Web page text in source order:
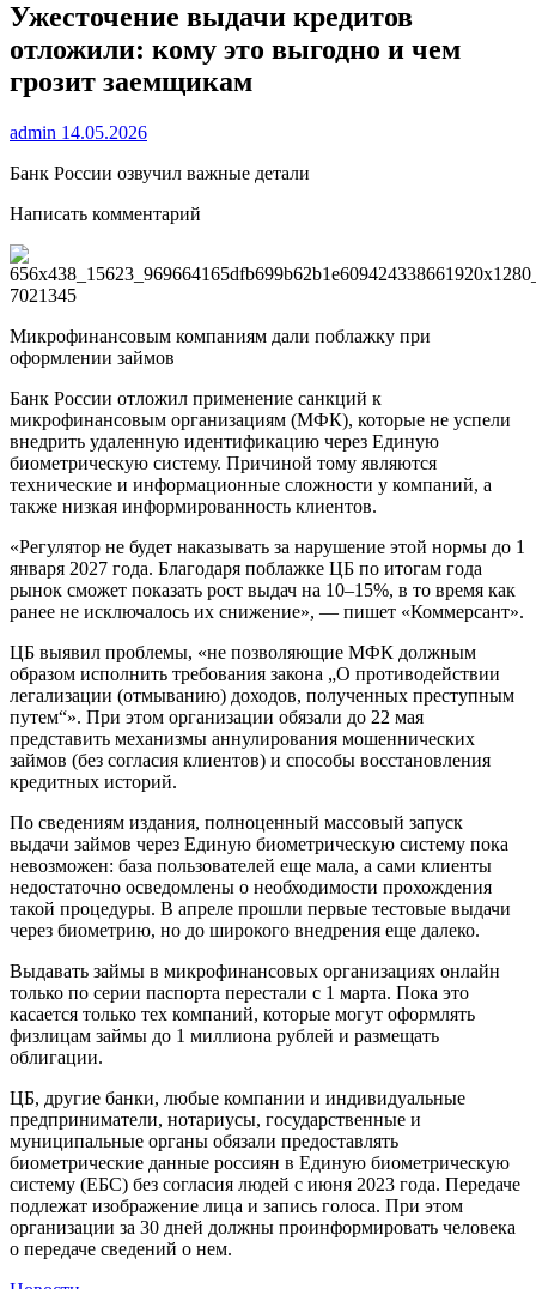
Ужесточение выдачи кредитов
отложили: кому это выгодно и чем
грозит заемщикам
admin 14.05.2026
Банк России озвучил важные детали
Написать комментарий
Микрофинансовым компаниям дали поблажку при
оформлении займов
Банк России отложил применение санкций к
микрофинансовым организациям (МФК), которые не успели
внедрить удаленную идентификацию через Единую
биометрическую систему. Причиной тому являются
технические и информационные сложности у компаний, а
также низкая информированность клиентов.
«Регулятор не будет наказывать за нарушение этой нормы до 1
января 2027 года. Благодаря поблажке ЦБ по итогам года
рынок сможет показать рост выдач на 10–15%, в то время как
ранее не исключалось их снижение», — пишет «Коммерсант».
ЦБ выявил проблемы, «не позволяющие МФК должным
образом исполнить требования закона „О противодействии
легализации (отмыванию) доходов, полученных преступным
путем“». При этом организации обязали до 22 мая
представить механизмы аннулирования мошеннических
займов (без согласия клиентов) и способы восстановления
кредитных историй.
По сведениям издания, полноценный массовый запуск
выдачи займов через Единую биометрическую систему пока
невозможен: база пользователей еще мала, а сами клиенты
недостаточно осведомлены о необходимости прохождения
такой процедуры. В апреле прошли первые тестовые выдачи
через биометрию, но до широкого внедрения еще далеко.
Выдавать займы в микрофинансовых организациях онлайн
только по серии паспорта перестали с 1 марта. Пока это
касается только тех компаний, которые могут оформлять
физлицам займы до 1 миллиона рублей и размещать
облигации.
ЦБ, другие банки, любые компании и индивидуальные
предприниматели, нотариусы, государственные и
муниципальные органы обязали предоставлять
биометрические данные россиян в Единую биометрическую
систему (ЕБС) без согласия людей с июня 2023 года. Передаче
подлежат изображение лица и запись голоса. При этом
организации за 30 дней должны проинформировать человека
о передаче сведений о нем.